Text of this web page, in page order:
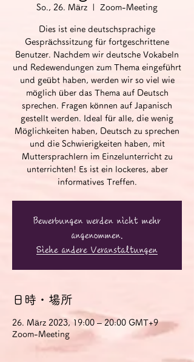
So., 26. März Zoom-Meeting
Dies ist eine deutschsprachige
Gesprächssitzung für fortgeschrittene
Benutzer. Nachdem wir deutsche Vokabeln
und Redewendungen zum Thema eingeführt
und geübt haben, werden wir so viel wie
möglich über das Thema auf Deutsch
sprechen. Fragen können auf Japanisch
gestellt werden. Ideal für alle, die wenig
Möglichkeiten haben, Deutsch zu sprechen
und die Schwierigkeiten haben, mit
Muttersprachlern im Einzelunterricht zu
unterrichten! Es ist ein lockeres, aber
informatives Treffen.
Bewerbungen werden nicht mehr
angenommen.
Siehe andere Veranstaltungen
日時・場所
26. März 2023, 19:00 – 20:00 GMT+9
Zoom-Meeting